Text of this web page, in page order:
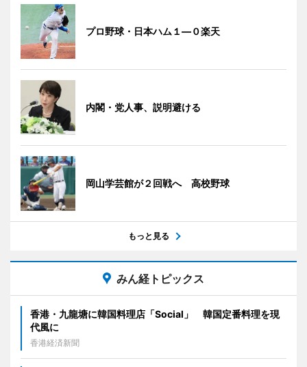
プロ野球・日本ハム１―０楽天
内閣・党人事、説明避ける
岡山学芸館が２回戦へ 高校野球
もっと見る
みん経トピックス
香港・九龍塘に韓国料理店「Social」 韓国定番料理を現
代風に
香港経済新聞